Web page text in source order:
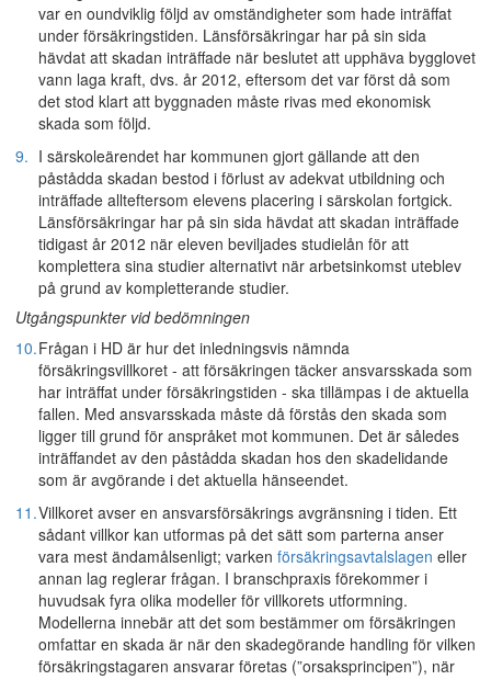
var en oundviklig följd av omständigheter som hade inträffat
under försäkringstiden. Länsförsäkringar har på sin sida
hävdat att skadan inträffade när beslutet att upphäva bygglovet
vann laga kraft, dvs. år 2012, eftersom det var först då som
det stod klart att byggnaden måste rivas med ekonomisk
skada som följd.
9. I särskoleärendet har kommunen gjort gällande att den
påstådda skadan bestod i förlust av adekvat utbildning och
inträffade allteftersom elevens placering i särskolan fortgick.
Länsförsäkringar har på sin sida hävdat att skadan inträffade
tidigast år 2012 när eleven beviljades studielån för att
komplettera sina studier alternativt när arbetsinkomst uteblev
på grund av kompletterande studier.
Utgångspunkter vid bedömningen
10.Frågan i HD är hur det inledningsvis nämnda
försäkringsvillkoret - att försäkringen täcker ansvarsskada som
har inträffat under försäkringstiden - ska tillämpas i de aktuella
fallen. Med ansvarsskada måste då förstås den skada som
ligger till grund för anspråket mot kommunen. Det är således
inträffandet av den påstådda skadan hos den skadelidande
som är avgörande i det aktuella hänseendet.
11.Villkoret avser en ansvarsförsäkrings avgränsning i tiden. Ett
sådant villkor kan utformas på det sätt som parterna anser
vara mest ändamålsenligt; varken försäkringsavtalslagen eller
annan lag reglerar frågan. I branschpraxis förekommer i
huvudsak fyra olika modeller för villkorets utformning.
Modellerna innebär att det som bestämmer om försäkringen
omfattar en skada är när den skadegörande handling för vilken
försäkringstagaren ansvarar företas (”orsaksprincipen”), när